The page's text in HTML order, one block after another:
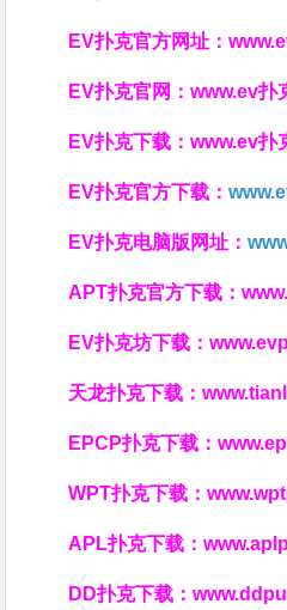
EV扑克官方网址：
EV扑克官网：www.ev扑
EV扑克下载：www.ev扑
EV扑克官方下载：
EV扑克电脑版网址：
APT扑克官方下载：
EV扑克坊下载：
天龙扑克下载：
EPCP扑克下载：
WPT扑克下载：
APL扑克下载：
DD扑克下载：